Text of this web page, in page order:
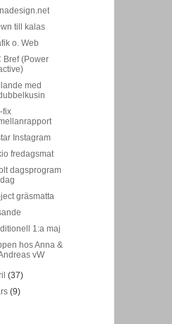
till kalas
o. Web
Bref (Power
med
fix
Instagram
fredagsmat
dagsprogram
gräsmatta
1:a maj
hos Anna &
vW
(37)
(9)